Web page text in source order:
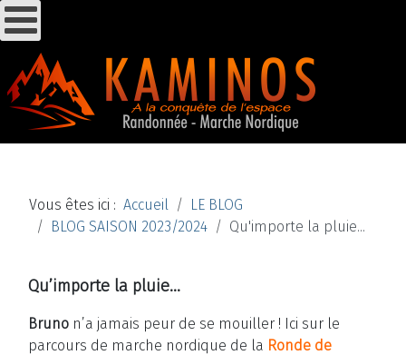
Vous êtes ici : Accueil
LE BLOG
BLOG SAISON 2023/2024
Qu'importe la pluie...
Qu’importe la pluie...
Bruno n’a jamais peur de se mouiller ! Ici sur le
parcours de marche nordique de la Ronde de